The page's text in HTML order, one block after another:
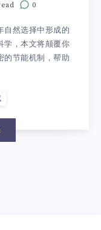
0
自然选择中形成的
学，本文将颠覆你
的节能机制，帮助